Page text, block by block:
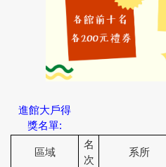
進館大戶得
獎名單:
區域
名
次
系所